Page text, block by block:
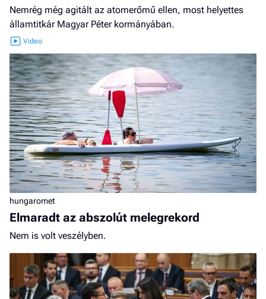
Nemrég még agitált az atomerőmű ellen, most helyettes
államtitkár Magyar Péter kormányában.
hungaromet
Elmaradt az abszolút melegrekord
Nem is volt veszélyben.